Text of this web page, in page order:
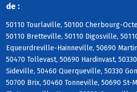
de :
50110 Tourlaville, 50100 Cherbourg-
50110 Bretteville, 50110 Digosville,
Equeurdreville-Hainneville, 50690
50470 Tollevast, 50690 Hardinvast,
Sideville, 50460 Querqueville, 50330
50700 Brix, 50460 Tonneville, 50690 St-